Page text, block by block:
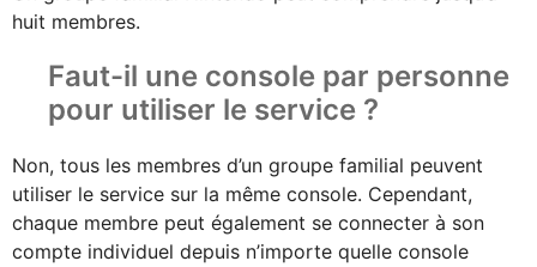
huit membres.
Faut-il une console par personne
pour utiliser le service ?
Non, tous les membres d’un groupe familial peuvent
utiliser le service sur la même console. Cependant,
chaque membre peut également se connecter à son
compte individuel depuis n’importe quelle console